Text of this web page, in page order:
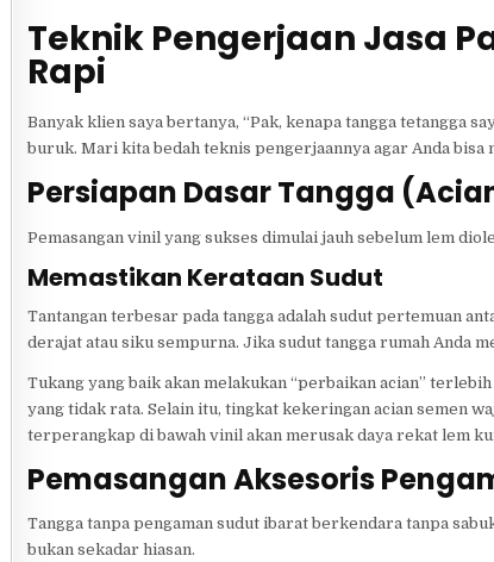
Teknik Pengerjaan Jasa
Rapi
Banyak klien saya bertanya, “Pak, kenapa tangga tetangga
buruk. Mari kita bedah teknis pengerjaannya agar Anda bisa
Persiapan Dasar Tangga
Pemasangan vinil yang sukses dimulai jauh sebelum lem
Memastikan Kerataan Sudut
Tantangan terbesar pada tangga adalah sudut pertemuan
derajat atau siku sempurna. Jika sudut tangga rumah Anda
Tukang yang baik akan melakukan “perbaikan acian”
yang tidak rata. Selain itu, tingkat kekeringan acian semen
terperangkap di bawah vinil akan merusak daya rekat lem
Pemasangan Aksesoris
Tangga tanpa pengaman sudut ibarat berkendara tanpa
bukan sekadar hiasan.